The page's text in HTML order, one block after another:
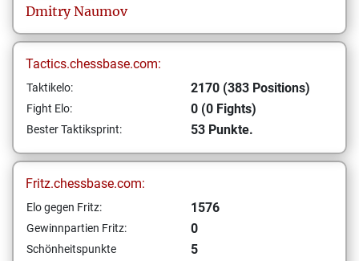
Dmitry Naumov
Tactics.chessbase.com:
Taktikelo: 2170 (383 Positions)
Fight Elo: 0 (0 Fights)
Bester Taktiksprint: 53 Punkte.
Fritz.chessbase.com:
Elo gegen Fritz: 1576
Gewinnpartien Fritz: 0
Schönheitspunkte
5